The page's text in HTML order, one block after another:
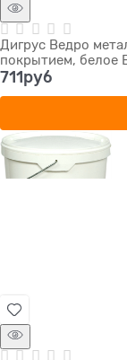
Дигрус Ведро
покрытием,
711руб